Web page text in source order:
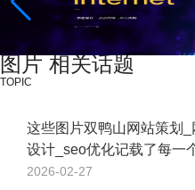
图片 相关话题
TOPIC
这些图片双鸭山网站策划
设计_seo优化记载了每一
2026-02-27